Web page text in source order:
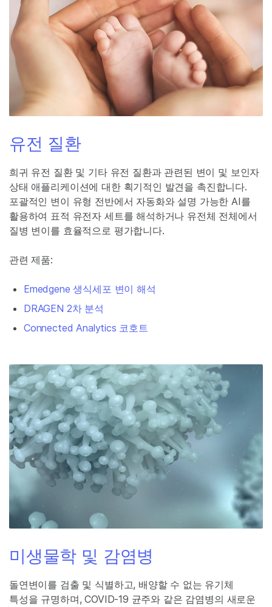
유전 질환
희귀 유전 질환 및 기타 유전 질환과 관련된 변이 및 보인자
상태 애플리케이션에 대한 획기적인 발견을 촉진합니다.
포괄적인 변이 유형 전반에서 자동화와 설명 가능한 AI를
활용하여 표적 유전자 세트를 해석하거나 유전체 전체에서
질병 변이를 효율적으로 평가합니다.
관련 제품:
Emedgene 생식세포 변이 해석
DRAGEN 2차 분석
Connected Analytics 코호트
미생물학 및 감염병
돌연변이를 검출 및 식별하고, 배양할 수 없는 유기체
특성을 규명하며, COVID-19 균주와 같은 감염병의 새로운